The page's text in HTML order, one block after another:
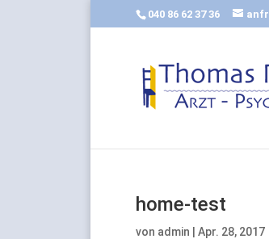
040 86 62 37 36
home-test
von admin
Apr. 28, 2017